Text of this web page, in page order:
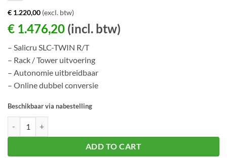
€ 1.220,00 (excl. btw)
€ 1.476,20 (incl. btw)
– Salicru SLC-TWIN R/T
– Rack / Tower uitvoering
– Autonomie uitbreidbaar
– Online dubbel conversie
Beschikbaar via nabestelling
ADD TO CART